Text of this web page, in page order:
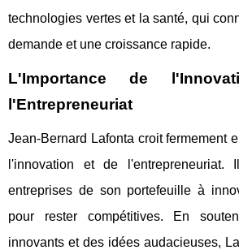
technologies vertes et la santé, qui
demande et une croissance rapide.
L'Importance de
l'Entrepreneuriat
Jean-Bernard Lafonta croit fermement
l'innovation et de l'entrepreneuriat.
entreprises de son portefeuille à
pour rester compétitives. En
innovants et des idées audacieuses,